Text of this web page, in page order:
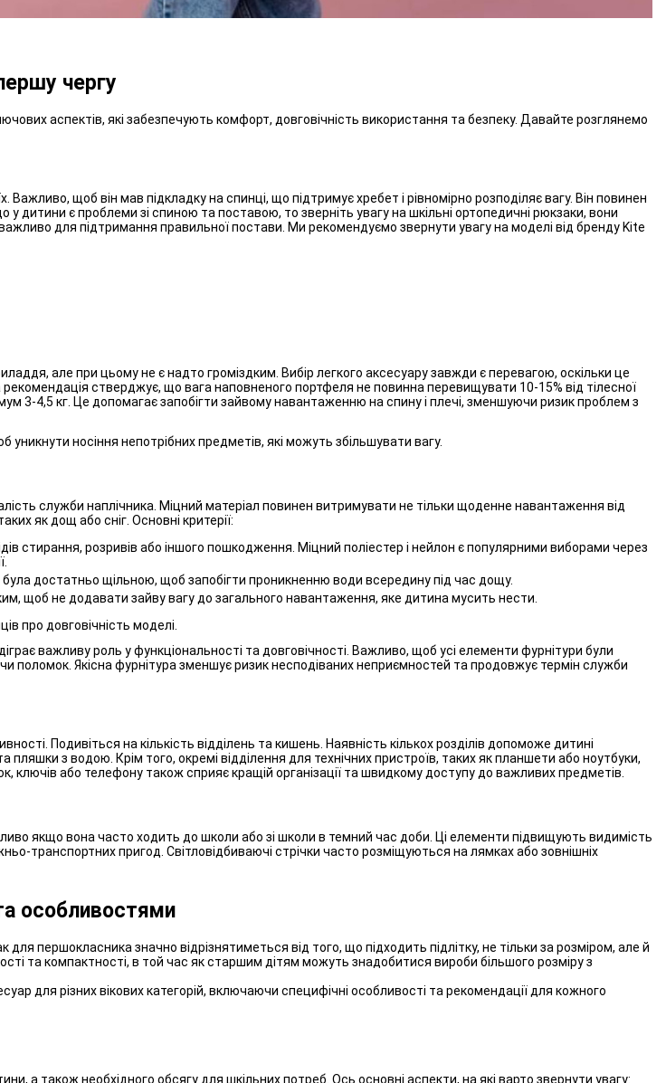
чергу
аспектів, які забезпечують комфорт, довговічність використання та безпеку. Давайте розглянемо
щоб він мав підкладку на спинці, що підтримує хребет і рівномірно розподіляє вагу. Він повинен
дитини є проблеми зі спиною та поставою, то зверніть увагу на шкільні ортопедичні рюкзаки, вони
для підтримання правильної постави. Ми рекомендуємо звернути увагу на моделі від бренду Kite
але при цьому не є надто громіздким. Вибір легкого аксесуару завжди є перевагою, оскільки це
стверджує, що вага наповненого портфеля не повинна перевищувати 10-15% від тілесної
4,5 кг. Це допомагає запобігти зайвому навантаженню на спину і плечі, зменшуючи ризик проблем з
носіння непотрібних предметів, які можуть збільшувати вагу.
служби наплічника. Міцний матеріал повинен витримувати не тільки щоденне навантаження від
як дощ або сніг. Основні критерії:
стирання, розривів або іншого пошкодження. Міцний поліестер і нейлон є популярними виборами через
достатньо щільною, щоб запобігти проникненню води всередину під час дощу.
щоб не додавати зайву вагу до загального навантаження, яке дитина мусить нести.
про довговічність моделі.
важливу роль у функціональності та довговічності. Важливо, щоб усі елементи фурнітури були
поломок. Якісна фурнітура зменшує ризик несподіваних неприємностей та продовжує термін служби
Подивіться на кількість відділень та кишень. Наявність кількох розділів допоможе дитині
пляшки з водою. Крім того, окремі відділення для технічних пристроїв, таких як планшети або ноутбуки,
ключів або телефону також сприяє кращій організації та швидкому доступу до важливих предметів.
якщо вона часто ходить до школи або зі школи в темний час доби. Ці елементи підвищують видимість
транспортних пригод. Світловідбиваючі стрічки часто розміщуються на лямках або зовнішніх
особливостями
першокласника значно відрізнятиметься від того, що підходить підлітку, не тільки за розміром, але й
та компактності, в той час як старшим дітям можуть знадобитися вироби більшого розміру з
для різних вікових категорій, включаючи специфічні особливості та рекомендації для кожного
а також необхідного обсягу для шкільних потреб. Ось основні аспекти, на які варто звернути увагу: